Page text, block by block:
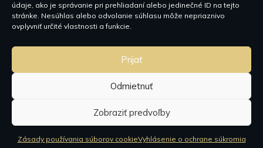
údaje, ako je správanie pri prehliadaní alebo jedinečné ID na tejto
stránke. Nesúhlas alebo odvolanie súhlasu môže nepriaznivo
ovplyvniť určité vlastnosti a funkcie.
Prijať
Odmietnuť
Zobraziť predvoľby
Zásady používania súborov cookieVyhlásenie o ochrane súkromia